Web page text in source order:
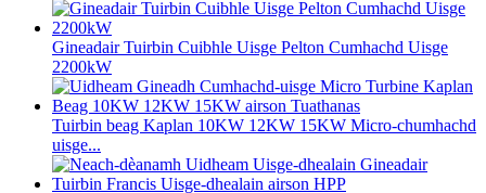
Gineadair Tuirbin Cuibhle Uisge Pelton Cumhachd Uisge
2200kW
Tuirbin beag Kaplan 10KW 12KW 15KW Micro-chumhachd
uisge...